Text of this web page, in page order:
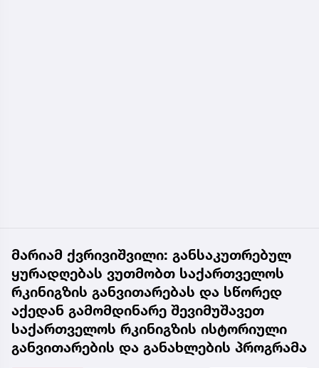
მარიამ ქვრივიშვილი: განსაკუთრებულ
ყურადღებას ვუთმობთ საქართველოს
რკინიგზის განვითარებას და სწორედ
აქედან გამომდინარე შევიმუშავეთ
საქართველოს რკინიგზის ისტორიული
განვითარების და განახლების პროგრამა